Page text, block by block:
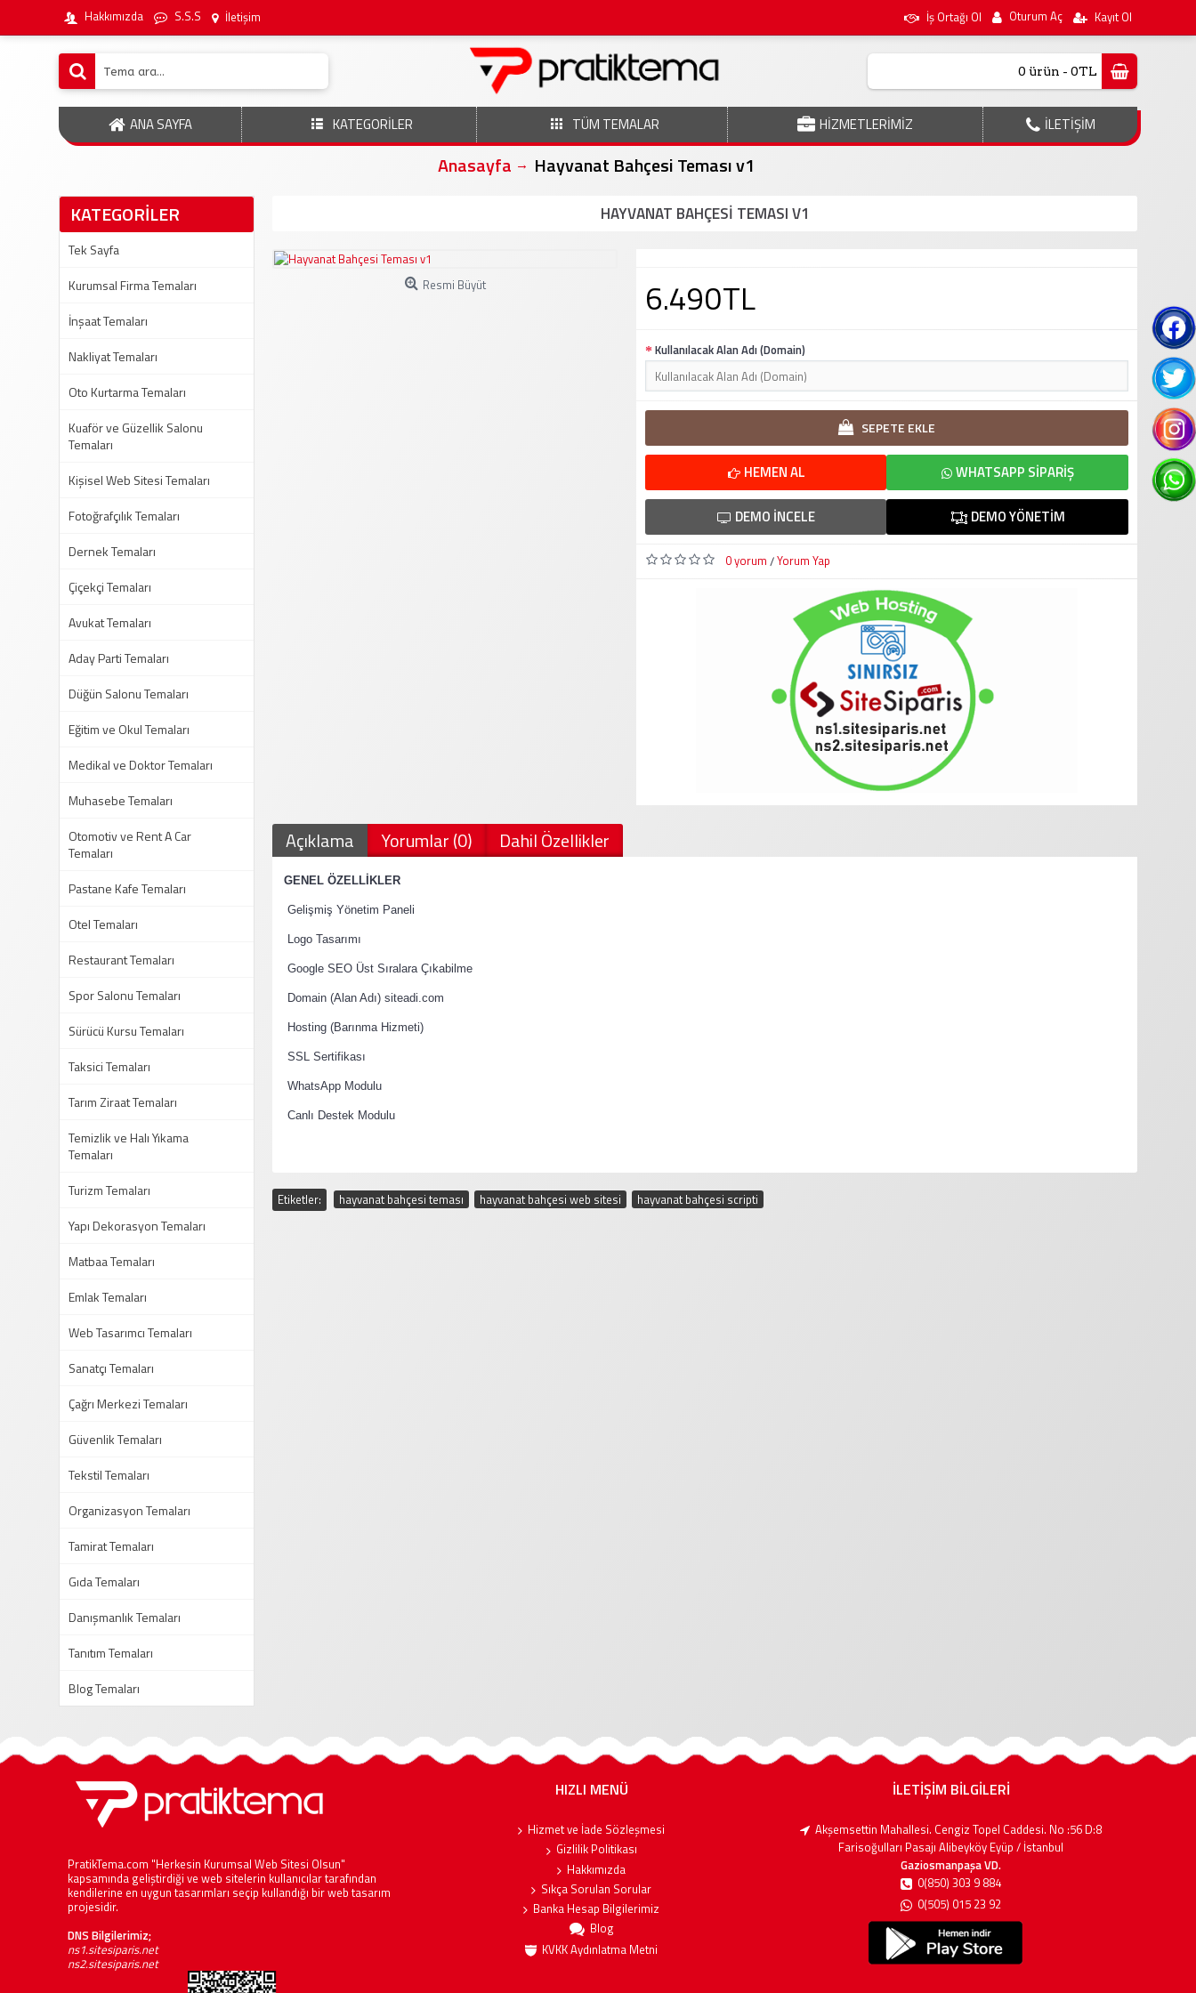
Hakkımızda S.S.S İletişim İş Ortağı Ol Oturum Aç Kayıt Ol
0 ürün - 0TL
ANA SAYFA KATEGORİLER TÜM TEMALAR HİZMETLERİMİZ İLETİŞİM
Anasayfa
Hayvanat Bahçesi Teması v1
KATEGORİLER
Tek Sayfa
Kurumsal Firma Temaları
İnşaat Temaları
Nakliyat Temaları
Oto Kurtarma Temaları
Kuaför ve Güzellik Salonu
Temaları
Kişisel Web Sitesi Temaları
Fotoğrafçılık Temaları
Dernek Temaları
Çiçekçi Temaları
Avukat Temaları
Aday Parti Temaları
Düğün Salonu Temaları
Eğitim ve Okul Temaları
Medikal ve Doktor Temaları
Muhasebe Temaları
Otomotiv ve Rent A Car
Temaları
Pastane Kafe Temaları
Otel Temaları
Restaurant Temaları
Spor Salonu Temaları
Sürücü Kursu Temaları
Taksici Temaları
Tarım Ziraat Temaları
Temizlik ve Halı Yıkama
Temaları
Turizm Temaları
Yapı Dekorasyon Temaları
Matbaa Temaları
Emlak Temaları
Web Tasarımcı Temaları
Sanatçı Temaları
Çağrı Merkezi Temaları
Güvenlik Temaları
Tekstil Temaları
Organizasyon Temaları
Tamirat Temaları
Gıda Temaları
Danışmanlık Temaları
Tanıtım Temaları
Blog Temaları
HAYVANAT BAHÇESI TEMASI V1
Resmi Büyüt 6.490TL
Kullanılacak Alan Adı (Domain)
SEPETE EKLE
HEMEN AL WHATSAPP SIPARIŞ
DEMO İNCELE DEMO YÖNETIM
0 yorum /Yorum Yap
Açıklama Yorumlar (0) Dahil Özellikler
GENEL ÖZELLİKLER
Gelişmiş Yönetim Paneli
Logo Tasarımı
Google SEO Üst Sıralara Çıkabilme
Domain (Alan Adı) siteadi.com
Hosting (Barınma Hizmeti)
SSL Sertifikası
WhatsApp Modulu
Canlı Destek Modulu
Etiketler: hayvanat bahçesi teması hayvanat bahçesi web sitesi hayvanat bahçesi scripti
PratikTema.com "Herkesin Kurumsal Web Sitesi Olsun"
kapsamında geliştirdiği ve web sitelerin kullanıcılar tarafından
kendilerine en uygun tasarımları seçip kullandığı bir web tasarım
projesidir.
DNS Bilgilerimiz;
ns1.sitesiparis.net
ns2.sitesiparis.net
HIZLI MENÜ
Hizmet ve İade Sözleşmesi
Gizlilik Politikası
Hakkımızda
Sıkça Sorulan Sorular
Banka Hesap Bilgilerimiz
Blog
KVKK Aydınlatma Metni
İLETİŞİM BİLGİLERİ
Akşemsettin Mahallesi. Cengiz Topel Caddesi. No :56 D:8
Farisoğulları Pasajı Alibeyköy Eyüp / İstanbul
Gaziosmanpaşa VD.
0(850) 303 9 884
0(505) 015 23 92